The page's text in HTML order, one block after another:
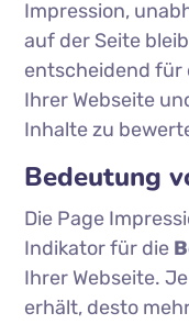
Impression,
auf der Seite
entscheidend für
Ihrer Webseite
Inhalte zu
Bedeutung
Die Page
Indikator für die
Ihrer Webseite.
erhält, desto